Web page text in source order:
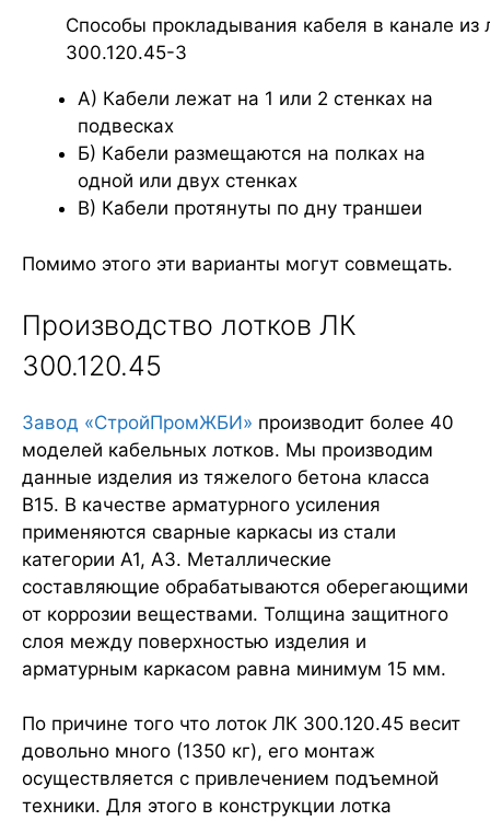
Способы прокладывания кабеля в канале из
300.120.45-3
А) Кабели лежат на 1 или 2 стенках на
подвесках
Б) Кабели размещаются на полках на
одной или двух стенках
В) Кабели протянуты по дну траншеи
Помимо этого эти варианты могут совмещать.
Производство лотков ЛК
300.120.45
Завод «СтройПромЖБИ» производит более 40
моделей кабельных лотков. Мы производим
данные изделия из тяжелого бетона класса
B15. В качестве арматурного усиления
применяются сварные каркасы из стали
категории А1, А3. Металлические
составляющие обрабатываются оберегающими
от коррозии веществами. Толщина защитного
слоя между поверхностью изделия и
арматурным каркасом равна минимум 15 мм.
По причине того что лоток ЛК 300.120.45 весит
довольно много (1350 кг), его монтаж
осуществляется с привлечением подъемной
техники. Для этого в конструкции лотка